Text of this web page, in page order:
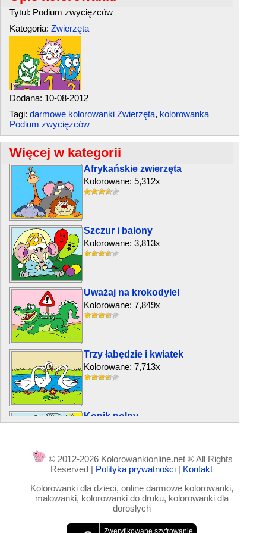
Tytul: Podium zwycięzców
Kategoria: Zwierzęta
Dodana: 10-08-2012
Tagi: darmowe kolorowanki Zwierzęta, kolorowanka
Podium zwycięzców
Więcej w kategorii
Afrykańskie zwierzęta
Kolorowane: 5,312x
Szczur i balony
Kolorowane: 3,813x
Uważaj na krokodyle!
Kolorowane: 7,849x
Trzy łabędzie i kwiatek
Kolorowane: 7,713x
Konik polny
Kolorowane: 6,581x
© 2012-2026 Kolorowankionline.net ® All Rights
Reserved | Polityka prywatności | Kontakt
Kolorowanki dla dzieci, online darmowe kolorowanki,
malowanki, kolorowanki do druku, kolorowanki dla
doroslych